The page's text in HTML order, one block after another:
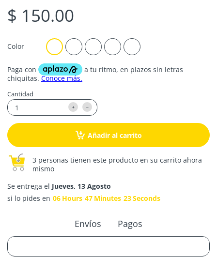
$ 150.00
Color
Cantidad
Añadir al carrito
3 personas tienen este producto en su carrito ahora
mismo
Se entrega el Jueves, 13 Agosto
si lo pides en 06 Hours 47 Minutes 23Seconds
Envíos Pagos